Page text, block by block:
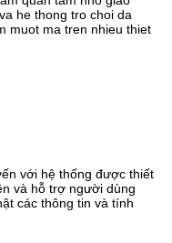
he thong tro choi da
muot ma tren nhieu thiet
với hệ thống được thiết
và hỗ trợ người dùng
các thông tin và tính